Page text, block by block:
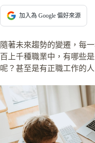
加入為 Google 偏好來源
隨著未來趨勢的變遷，每
百上千種職業中，有哪些
呢？甚至是有正職工作的